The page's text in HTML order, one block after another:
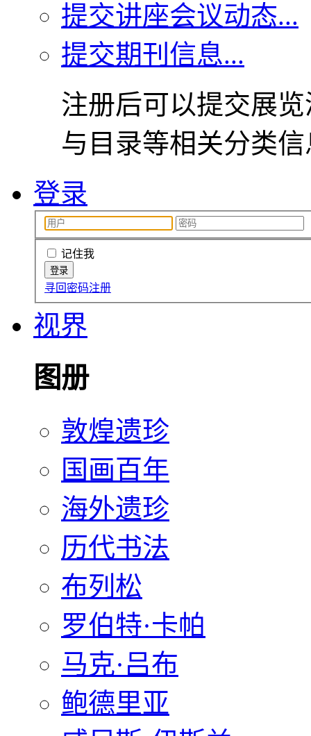
提交讲座会议动态...
提交期刊信息...
注册后可以提交展
与目录等相关分类
登录
记住我
寻回密码注册
视界
图册
敦煌遗珍
国画百年
海外遗珍
历代书法
布列松
罗伯特·卡帕
马克·吕布
鲍德里亚